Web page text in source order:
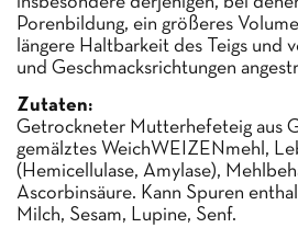
Porenbildung, ein größeres
längere Haltbarkeit des Teigs und
und Geschmacksrichtungen
Zutaten:
Getrockneter Mutterhefeteig aus
gemälztes WeichWEIZENmehl,
(Hemicellulase, Amylase),
Ascorbinsäure. Kann Spuren
Milch, Sesam, Lupine, Senf.